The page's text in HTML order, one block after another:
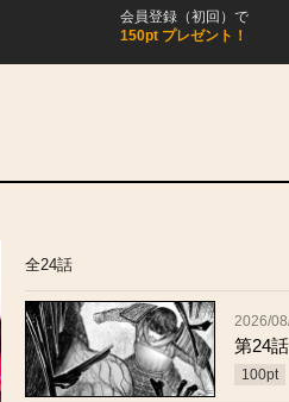
会員登録（初回）で
150pt プレゼント！
全24話
2026/
第24
100pt